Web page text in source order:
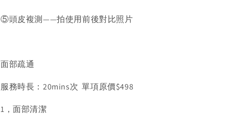
⑤頭皮複測——拍使用前後對比照片
面部疏通
服務時長： 20mins次 單項原價$498
1 ，面部清潔